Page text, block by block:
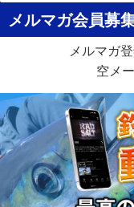
メルマガ会員募
メルマガ
空メ